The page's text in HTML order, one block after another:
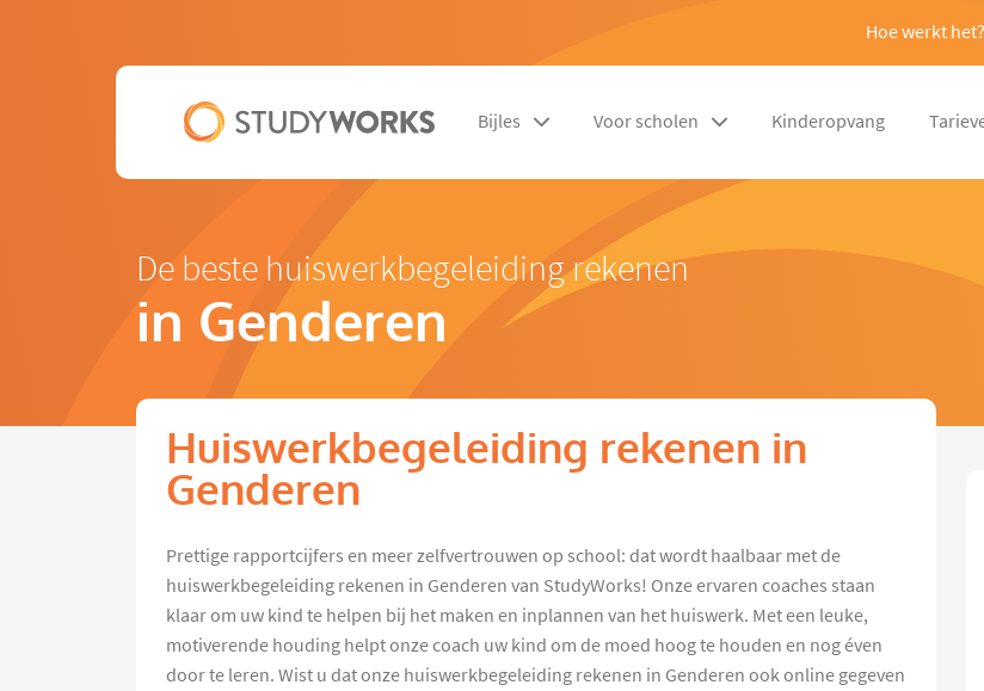
Hoe werkt het?
Bijles Voor scholen Kinderopvang
De beste huiswerkbegeleiding rekenen
in Genderen
Huiswerkbegeleiding rekenen in
Genderen
Prettige rapportcijfers en meer zelfvertrouwen op school: dat wordt haalbaar met de
huiswerkbegeleiding rekenen in Genderen van StudyWorks! Onze ervaren coaches staan
klaar om uw kind te helpen bij het maken en inplannen van het huiswerk. Met een leuke,
motiverende houding helpt onze coach uw kind om de moed hoog te houden en nog éven
door te leren. Wist u dat onze huiswerkbegeleiding rekenen in Genderen ook online gegeven